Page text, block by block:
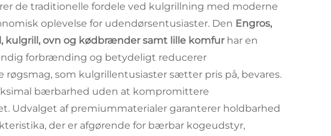
de traditionelle fordele ved kulgrillning med moderne
oplevelse for udendørsentusiaster. Den Engros,
kulgrill, ovn og kødbrænder samt lille komfur har en
forbrænding og betydeligt reducerer
som kulgrillentusiaster sætter pris på, bevares.
bærbarhed uden at kompromittere
Udvalget af premiummaterialer garanterer holdbarhed
der er afgørende for bærbar kogeudstyr,